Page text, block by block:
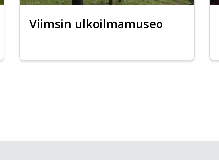
Viimsin ulkoilmamuseo